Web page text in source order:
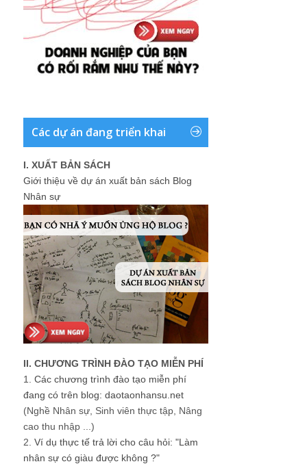
Các dự án đang triển khai
I. XUẤT BẢN SÁCH
Giới thiệu về dự án xuất bản sách Blog
Nhân sự
II. CHƯƠNG TRÌNH ĐÀO TẠO MIỄN PHÍ
1. Các chương trình đào tạo miễn phí
đang có trên blog: daotaonhansu.net
(Nghề Nhân sự, Sinh viên thực tập, Nâng
cao thu nhập ...)
2. Ví dụ thực tế trả lời cho câu hỏi: "Làm
nhân sự có giàu được không ?"